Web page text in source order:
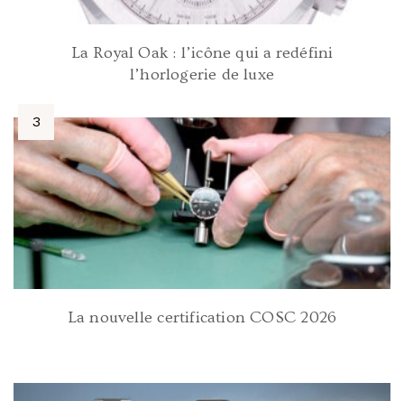
La Royal Oak : l’icône qui a redéfini
l’horlogerie de luxe
La nouvelle certification COSC 2026